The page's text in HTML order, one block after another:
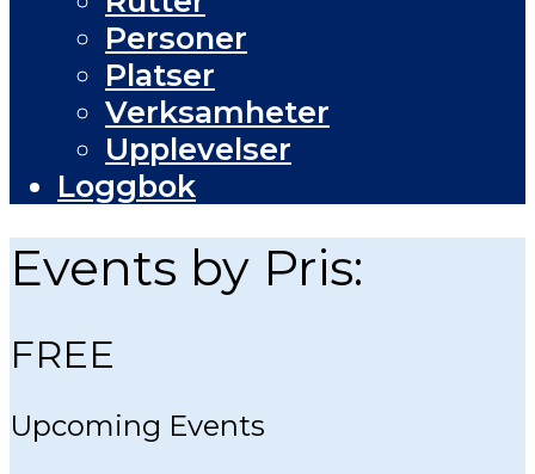
Personer
Platser
Verksamheter
Upplevelser
Loggbok
Events by Pris:
FREE
Upcoming Events